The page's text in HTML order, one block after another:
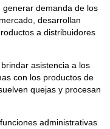
generar demanda de los
desarrollan
a distribuidores
asistencia a los
con los productos de
quejas y procesan
administrativas